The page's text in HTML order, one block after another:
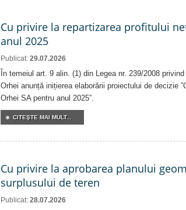
Cu privire la repartizarea profitului
anul 2025
Publicat: 29.07.2026
În temeiul art. 9 alin. (1) din Legea nr. 239/2008
Orhei anunță inițierea elaborării proiectului de decizie
Orhei SA pentru anul 2025”.
CITEŞTE MAI MULT...
Cu privire la aprobarea planului
surplusului de teren
Publicat: 28.07.2026